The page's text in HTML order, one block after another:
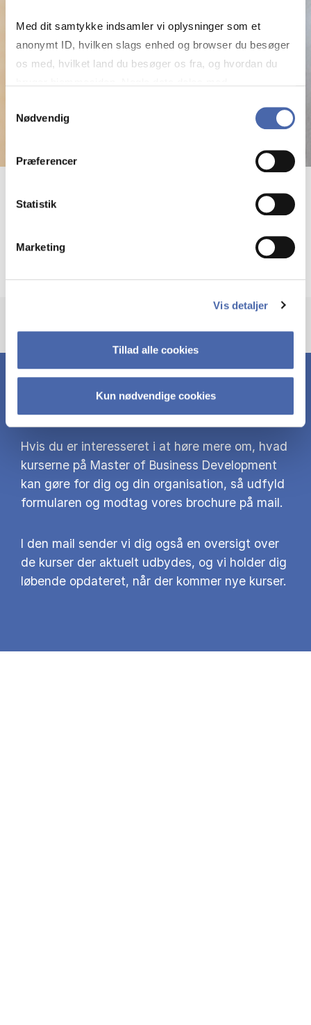
Med dit samtykke indsamler vi oplysninger som et
anonymt ID, hvilken slags enhed og browser du besøger
os med, hvilket land du besøger os fra, og hvordan du
markedsføring. Du bestemmer selv - og kan altid trække
Nødvendig
Præferencer
Statistik
Marketing
Vis detaljer
Tillad alle cookies
Kun nødvendige cookies
Jonas Hedman
More info
HENT MBD BROCHURE
Hvis du er interesseret i at høre mere om, hvad
kurserne på Master of Business Development
kan gøre for dig og din organisation, så udfyld
formularen og modtag vores brochure på mail.
I den mail sender vi dig også en oversigt over
de kurser der aktuelt udbydes, og vi holder dig
løbende opdateret, når der kommer nye kurser.